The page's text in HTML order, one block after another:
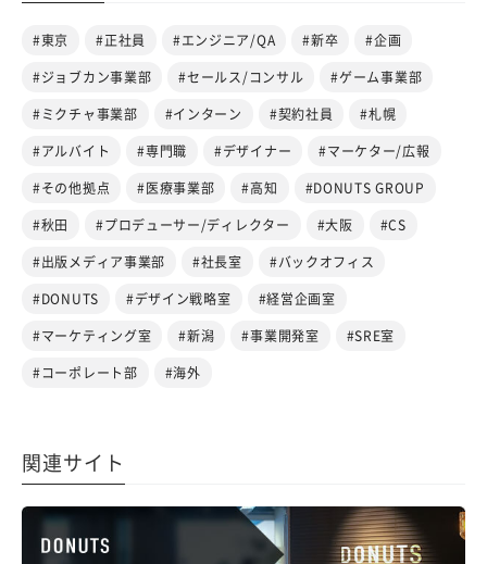
#東京 #正社員 #エンジニア/QA #新卒 #企画
#ジョブカン事業部 #セールス/コンサル #ゲーム事業部
#ミクチャ事業部 #インターン #契約社員 #札幌
#アルバイト #専門職 #デザイナー #マーケター/広報
#その他拠点 #医療事業部 #高知 #DONUTS GROUP
#秋田 #プロデューサー/ディレクター #大阪 #CS
#出版メディア事業部 #社長室 #バックオフィス
#DONUTS #デザイン戦略室 #経営企画室
#マーケティング室 #新潟 #事業開発室 #SRE室
#コーポレート部 #海外
関連サイト